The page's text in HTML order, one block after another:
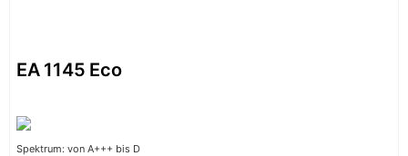
EA 1145 Eco
Spektrum: von A+++ bis D